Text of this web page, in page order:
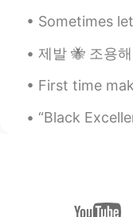
Sometimes letting go and
제발 🐝 조용해 ㅋㅋㅋㅋㅋ (원래 맞는 스펠링은
First time making lamb tonight!
“Black Excellency”